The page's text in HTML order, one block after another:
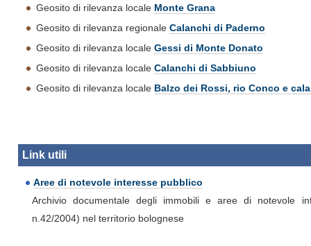
Geosito di rilevanza locale Monte Grana
Geosito di rilevanza regionale Calanchi di Paderno
Geosito di rilevanza locale Gessi di Monte Donato
Geosito di rilevanza locale Calanchi di Sabbiuno
Geosito di rilevanza locale Balzo dei Rossi, rio Conco e
Link utili
Aree di notevole interesse pubblico
Archivio documentale degli immobili e aree di notevole
n.42/2004) nel territorio bolognese